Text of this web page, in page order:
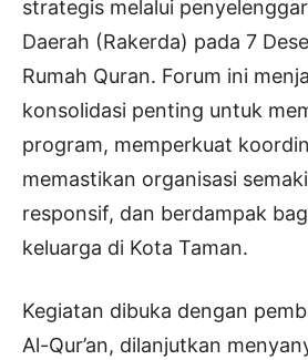
strategis melalui
Daerah (Rakerda) pada 7
Rumah Quran. Forum ini
konsolidasi penting untuk
program, memperkuat
memastikan organisasi
responsif, dan berdampak
keluarga di Kota Taman.
Kegiatan dibuka dengan
Al-Qur’an, dilanjutkan